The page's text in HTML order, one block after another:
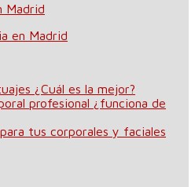
Madrid
en Madrid
¿Cuál es la mejor?
profesional ¿funciona de
tus corporales y faciales